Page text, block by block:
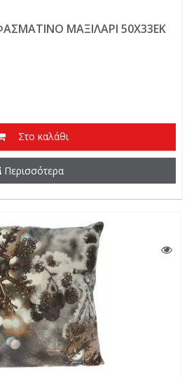
ΜΑΞΙΛΑΡΙ 50Χ33ΕΚ
Στο καλάθι
Περισσότερα